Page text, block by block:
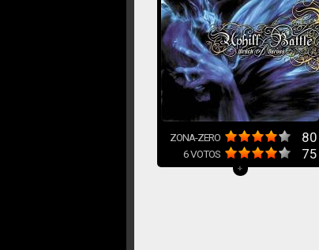
ZONA-ZERO 80
6VOTOS 75
+